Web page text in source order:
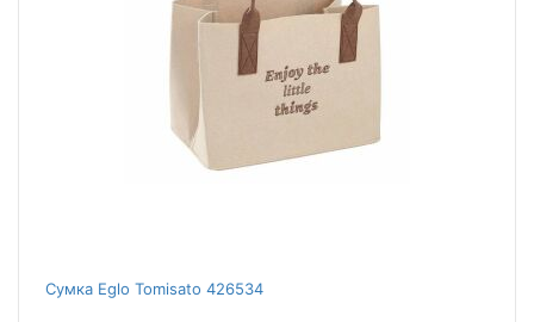
Сумка Eglo Tomisato 426534